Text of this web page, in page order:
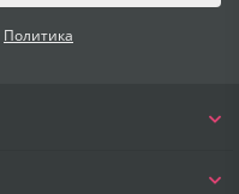
Политика